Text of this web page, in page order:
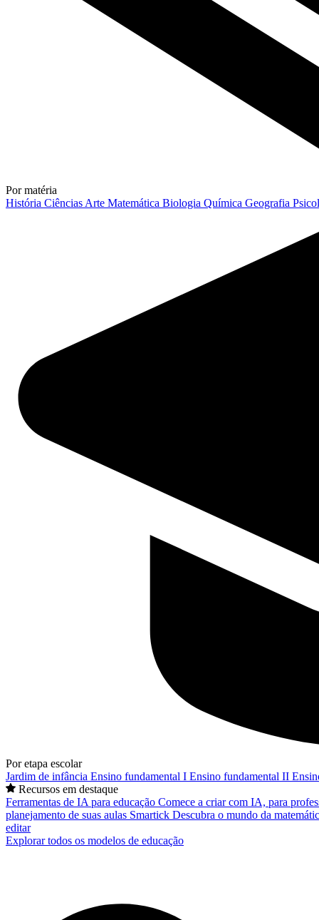
Por matéria
História Ciências Arte Matemática Biologia Química Geografia
Por etapa escolar
Jardim de infância Ensino fundamental I Ensino fundamental II
Recursos em destaque
Ferramentas de IA para educação Comece a criar com IA, para
planejamento de suas aulas Smartick Descubra o mundo da
editar
Explorar todos os modelos de educação